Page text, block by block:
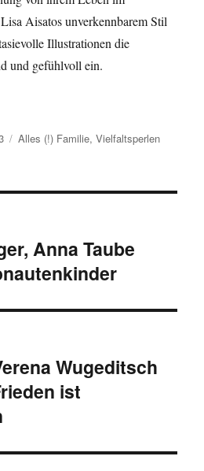
Aisatos unverkennbarem Stil
Illustrationen die
und gefühlvoll ein.
Kategorien
Alles (!) Familie,Vielfaltsperlen
Anna Taube
Wugeditsch
ist